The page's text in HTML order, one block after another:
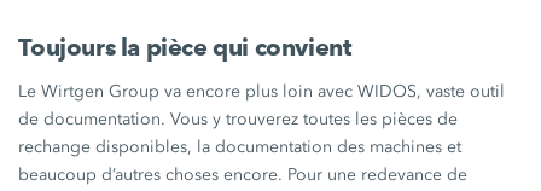
Toujours la pièce qui convient
Le Wirtgen Group va encore plus loin avec WIDOS, vaste outil
de documentation. Vous y trouverez toutes les pièces de
rechange disponibles, la documentation des machines et
beaucoup d’autres choses encore. Pour une redevance de